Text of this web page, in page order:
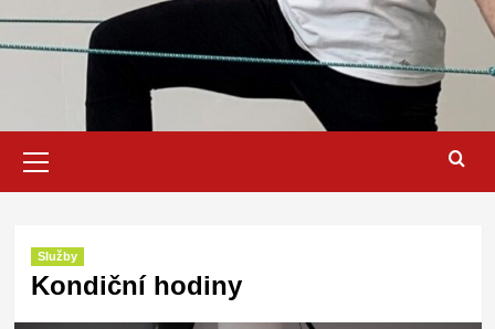
Menu
Služby
Kondiční hodiny